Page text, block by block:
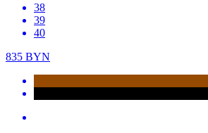
38
39
40
835 BYN